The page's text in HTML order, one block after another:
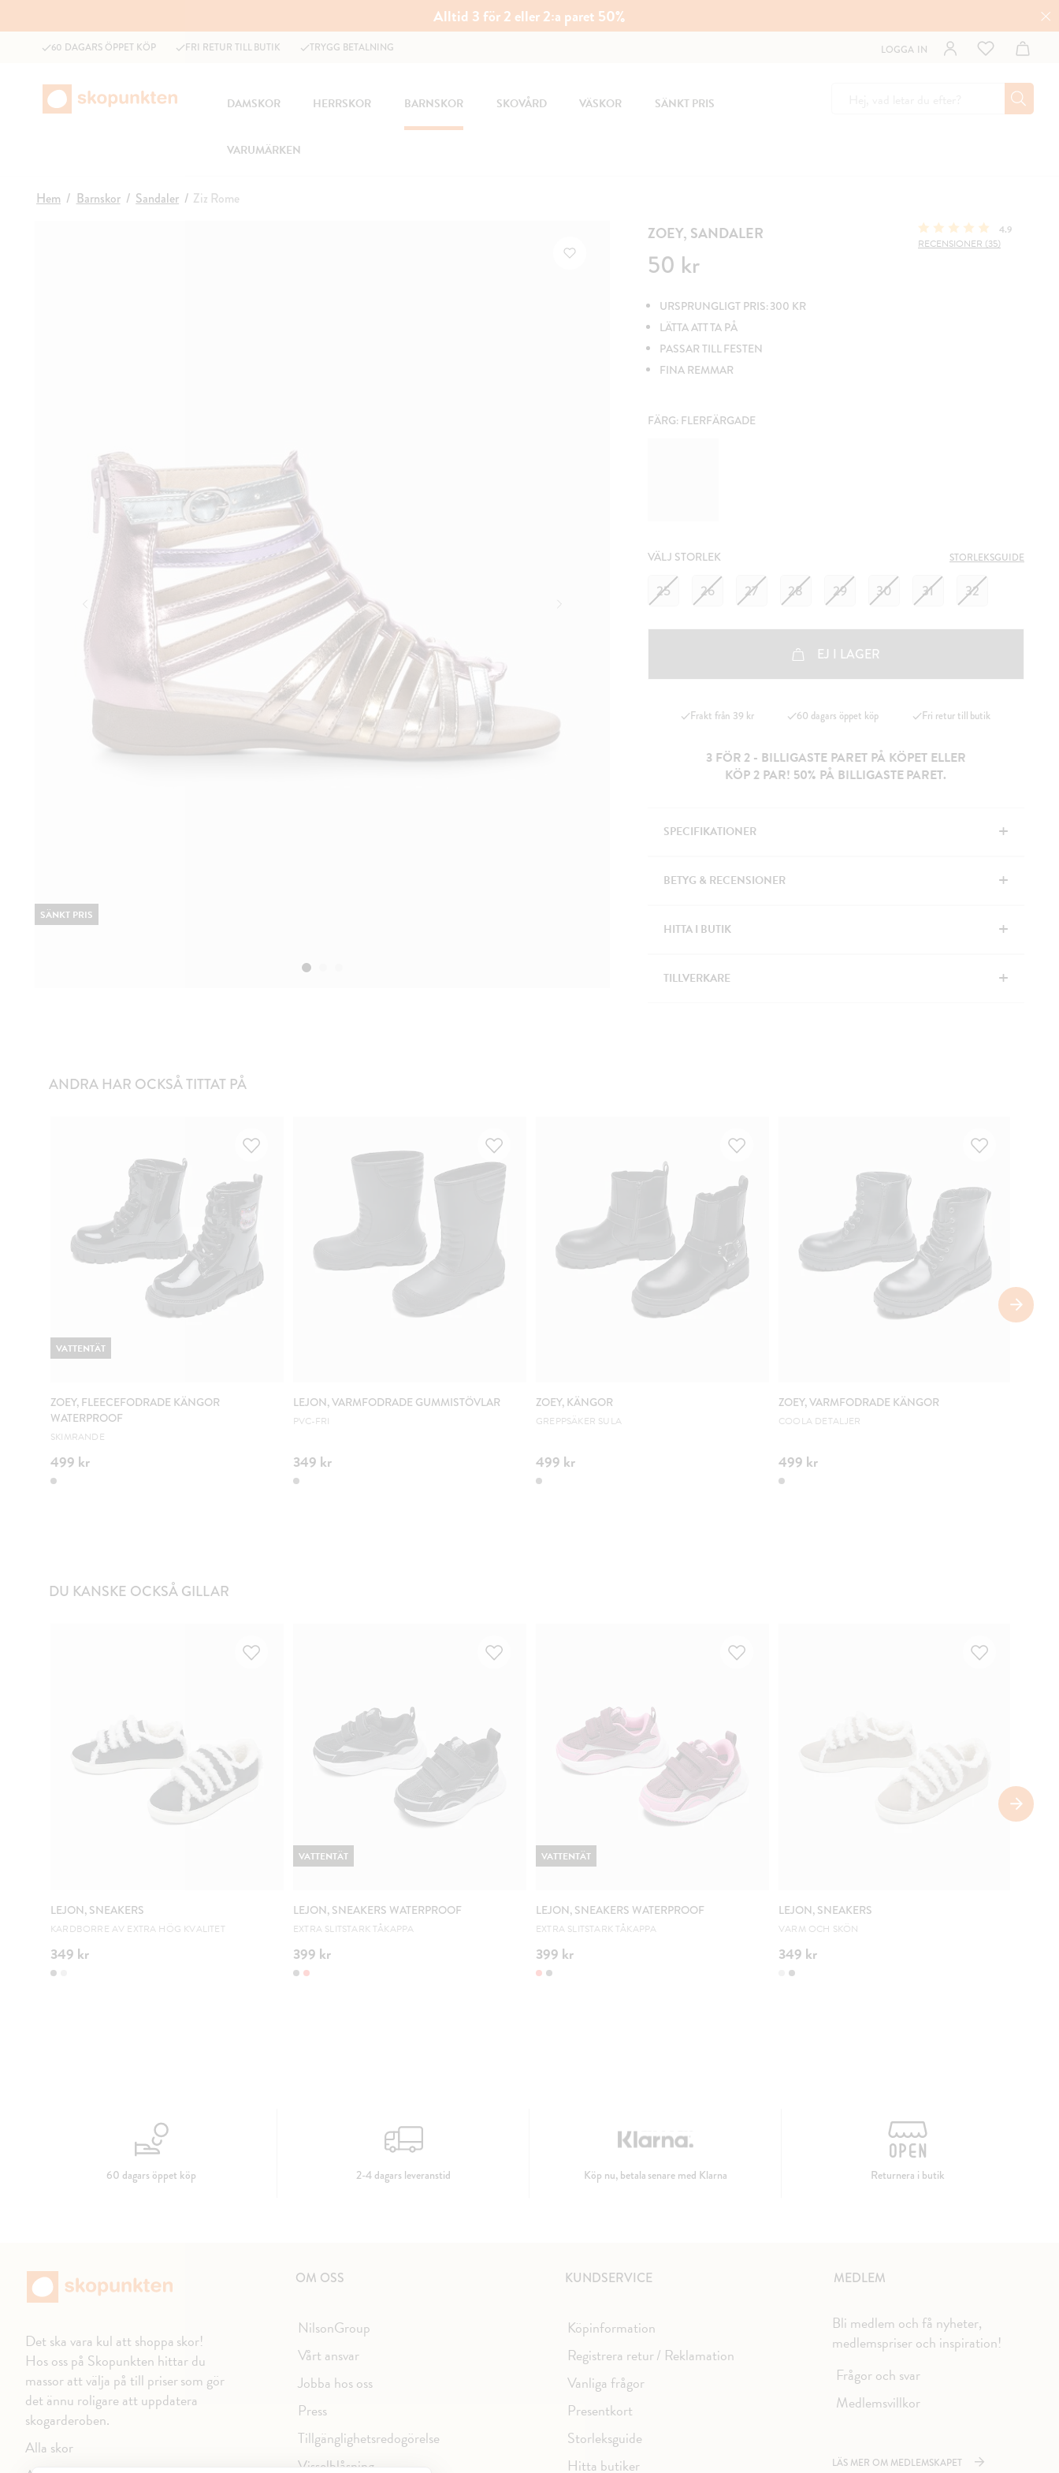
Alltid 3 för 2 eller 2:a paret 50%
60 DAGARS ÖPPET KÖP FRI RETUR TILL BUTIK TRYGG BETALNING LOGGA IN
DAMSKOR HERRSKOR BARNSKOR SKOVÅRD VÄSKOR SÄNKT PRIS
VARUMÄRKEN
Hem Barnskor Sandaler Ziz Rome
SÄNKT PRIS
ZOEY, SANDALER
Pris:50 kr
50 kr
4.9
RECENSIONER (35)
URSPRUNGLIGT PRIS: 300 KR
LÄTTA ATT TA PÅ
PASSAR TILL FESTEN
FINA REMMAR
FÄRG: FLERFÄRGADE
VÄLJ STORLEK STORLEKSGUIDE
25 26 27 28 29 30 31 32
EJ I LAGER
Frakt från 39 kr 60 dagars öppet köp Fri retur till butik
3 FÖR 2 - BILLIGASTE PARET PÅ KÖPET ELLER
KÖP 2 PAR! 50% PÅ BILLIGASTE PARET.
SPECIFIKATIONER +
BETYG & RECENSIONER +
HITTA I BUTIK +
TILLVERKARE +
ANDRA HAR OCKSÅ TITTAT PÅ
ZOEY, FLEECEFODRADE KÄNGOR
WATERPROOF
SKIMRANDE
499 kr
VATTENTÄT
LEJON, VARMFODRADE GUMMISTÖVLAR
PVC-FRI
349 kr
ZOEY, KÄNGOR
GREPPSÄKER SULA
499 kr
ZOEY, VARMFODRADE KÄNGOR
COOLA DETALJER
499 kr
DU KANSKE OCKSÅ GILLAR
LEJON, SNEAKERS
KARDBORRE AV EXTRA HÖG KVALITET
349 kr
LEJON, SNEAKERS WATERPROOF
EXTRA SLITSTARK TÅKAPPA
399 kr
VATTENTÄT
LEJON, SNEAKERS WATERPROOF
EXTRA SLITSTARK TÅKAPPA
399 kr
VATTENTÄT
LEJON, SNEAKERS
VARM OCH SKÖN
349 kr
60 dagars öppet köp 2-4 dagars leveranstid Köp nu, betala senare med Klarna Returnera i butik
Det ska vara kul att shoppa skor!
Hos oss på Skopunkten hittar du
massor att välja på till priser som gör
det ännu roligare att uppdatera
skogarderoben.
Alla skor
OM OSS
NilsonGroup
Vårt ansvar
Jobba hos oss
Press
Tillgänglighetsredogörelse
Visselblåsning
KUNDSERVICE
Köpinformation
Registrera retur / Reklamation
Vanliga frågor
Presentkort
Storleksguide
Hitta butiker
MEDLEM
Bli medlem och få nyheter,
medlemspriser och inspiration!
Frågor och svar
Medlemsvillkor
LÄS MER OM MEDLEMSKAPET